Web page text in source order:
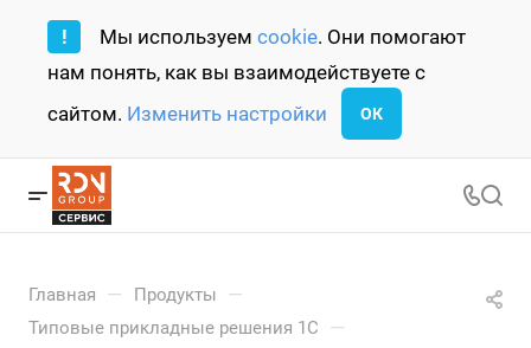
! Мы используем cookie. Они помогают
нам понять, как вы взаимодействуете с
сайтом. Изменить настройки ОК
Главная — Продукты —
Типовые прикладные решения 1С —